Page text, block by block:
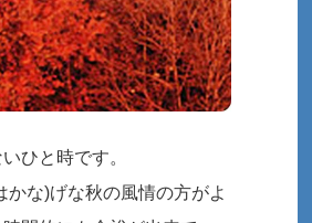
ひと時です。
な)げな秋の風情の方がよ